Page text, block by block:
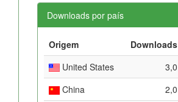
Downloads por país
Origem Downloads
United States
3,0
China
2,0